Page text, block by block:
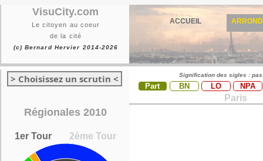
VisuCity.com
Le citoyen au coeur
de la cité
(c) Bernard Hervier 2014-2026
ACCUEIL
> Choisissez un scrutin <
Régionales 2010
1er Tour 2ème Tour
Signification des sigles :
Part BN LO NPA
Paris